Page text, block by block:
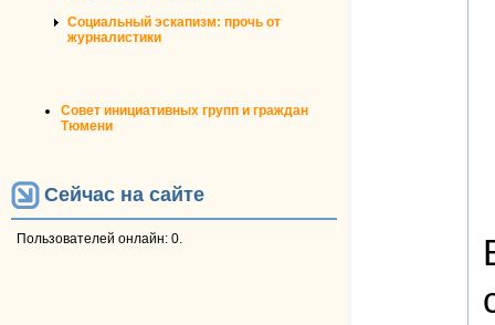
Социальный эскапизм: прочь от
журналистики
Совет инициативных групп и граждан
Тюмени
Сейчас на сайте
Пользователей онлайн: 0.